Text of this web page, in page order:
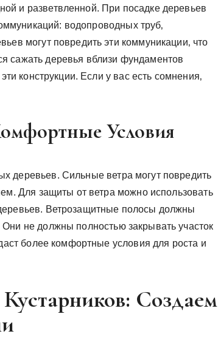
и разветвленной. При посадке деревьев
водопроводных труб‚
могут повредить эти коммуникации‚ что
сажать деревья вблизи фундаментов
конструкции. Если у вас есть сомнения‚
Условия
деревьев. Сильные ветра могут повредить
Для защиты от ветра можно использовать
Ветрозащитные полосы должны
не должны полностью закрывать участок
более комфортные условия для роста и
Создаем